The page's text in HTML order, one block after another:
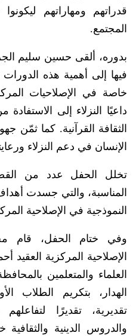
قدراتهم ومهاراتهم
المجتمع.
بدوره، ألقى حسين سليم
فيها إلى أهمية هذه
خاصة في الإصلاحيات
داعيًا النزلاء إلى الاستفادة
الثقافة القرآنية. كما ثمّن
الإنسان في دعم النزلاء
تخلل الحفل عدد من
المناسبة، والتي جسدت
النموذجية في الإصلاحية
وفي ختام الحفل، قام
الإصلاحية المركزية
العلماء والمتعلمين
الهدار، بتكريم الطلاب
تقديرية، تقديرًا
والدروس الدينية والثقافية